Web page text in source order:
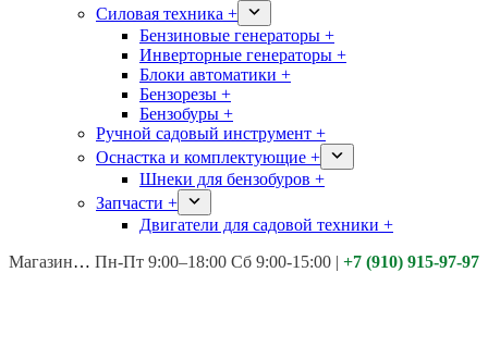
Силовая техника +
Бензиновые генераторы +
Инверторные генераторы +
Блоки автоматики +
Бензорезы +
Бензобуры +
Ручной садовый инструмент +
Оснастка и комплектующие +
Шнеки для бензобуров +
Запчасти +
Двигатели для садовой техники +
Магазины: Калуга ул. Московская д.113
Пн-Пт 9:00–18:00 Сб 9:00-15:00 | +7 (910) 915-97-97